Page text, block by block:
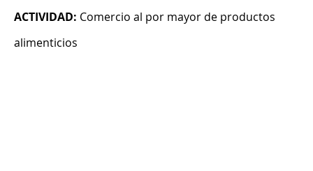
ACTIVIDAD: Comercio al por mayor de productos
alimenticios